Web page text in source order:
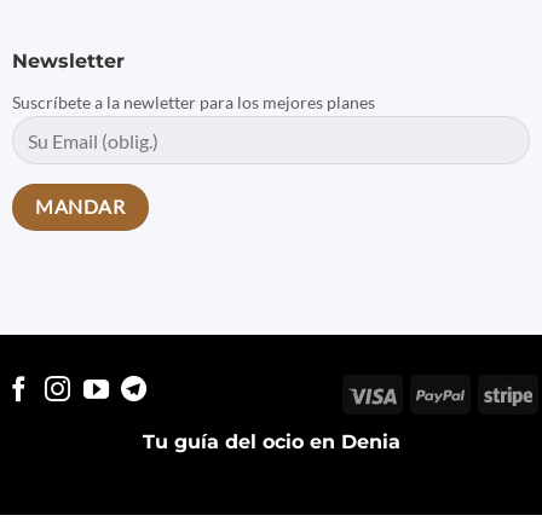
Newsletter
Suscríbete a la newletter para los mejores planes
Tu guía del ocio en Denia
Visa PayPal